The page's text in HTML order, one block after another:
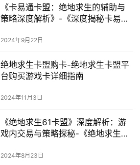
《卡易通卡盟：绝地求生的辅助与
策略深度解析》-《深度揭秘卡易通
用》
2024年9月22日
绝地求生卡盟购卡-绝地求生卡盟平
台购买游戏卡详细指南
2024年11月3日
《绝地求生61卡盟》深度解析：游
戏内交易与策略探秘-《绝地求生》
与防骗技巧
2024年8月23日